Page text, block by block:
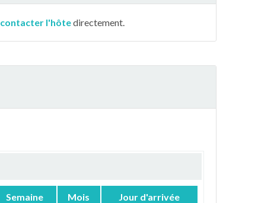
contacter l'hôtedirectement.
Semaine Mois Jour d'arrivée